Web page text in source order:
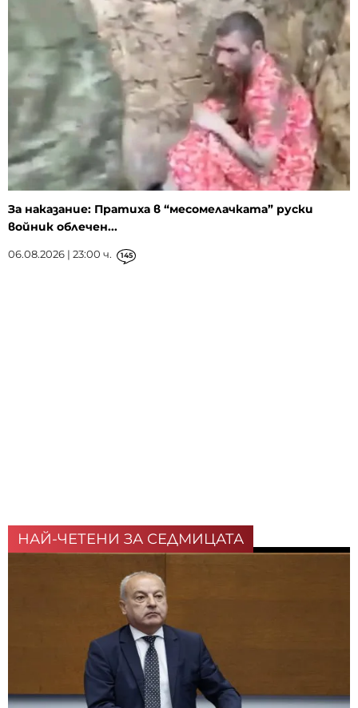
За наказание: Пратиха в “месомелачката” руски
войник облечен...
06.08.2026 | 23:00 ч. 145
НАЙ-ЧЕТЕНИ ЗА СЕДМИЦАТА